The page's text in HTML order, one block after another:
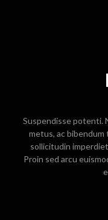
Suspendisse potenti.
metus, ac bibendum
sollicitudin imperdiet
Proin sed arcu